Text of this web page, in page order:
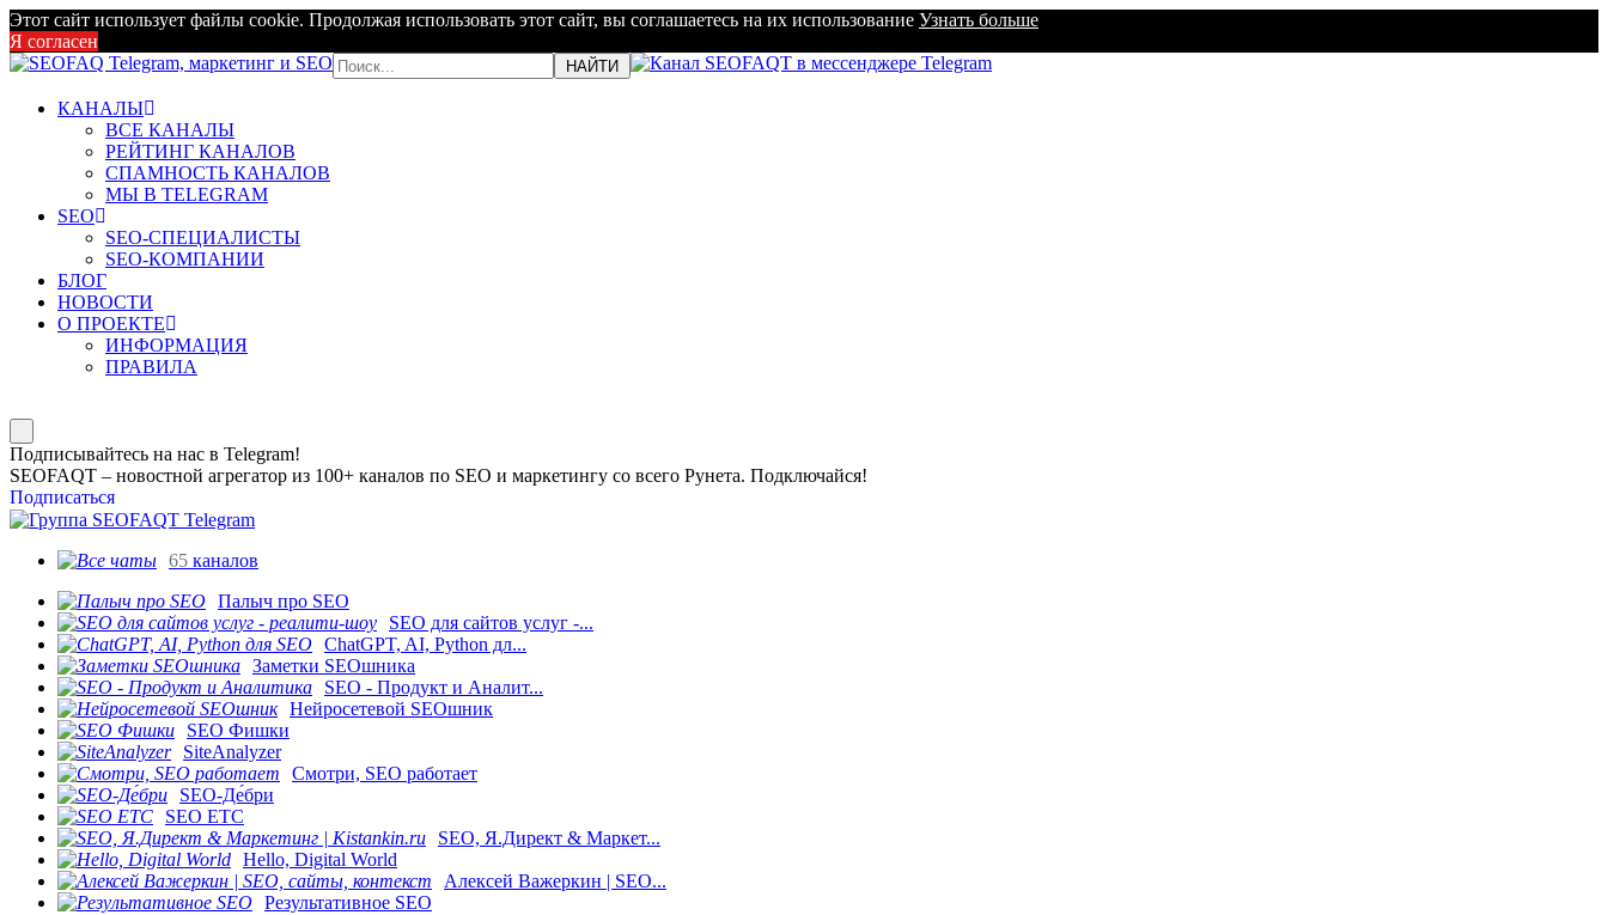
Этот сайт использует файлы cookie. Продолжая использовать этот сайт, вы соглашаетесь на их использование Узнать больше
Я согласен
КАНАЛЫ
ВСЕ КАНАЛЫ
РЕЙТИНГ КАНАЛОВ
СПАМНОСТЬ КАНАЛОВ
МЫ В TELEGRAM
SEO
SEO-СПЕЦИАЛИСТЫ
SEO-КОМПАНИИ
БЛОГ
НОВОСТИ
О ПРОЕКТЕ
ИНФОРМАЦИЯ
ПРАВИЛА
Подписывайтесь на нас в Telegram!
SEOFAQT – новостной агрегатор из 100+ каналов по SEO и маркетингу со всего Рунета. Подключайся!
Подписаться
65 каналов
Палыч про SEO
SEO для сайтов услуг -...
ChatGPT, AI, Python дл...
Заметки SEOшника
SEO - Продукт и Аналит...
Нейросетевой SEOшник
SEO Фишки
SiteAnalyzer
Смотри, SEO работает
SEO-Де́бри
SEO ETC
SEO, Я.Директ & Маркет...
Hello, Digital World
Алексей Важеркин | SEO...
Результативное SEO